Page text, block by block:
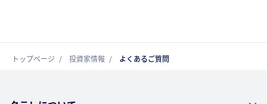
トップページ 投資家情報 よくあるご質問